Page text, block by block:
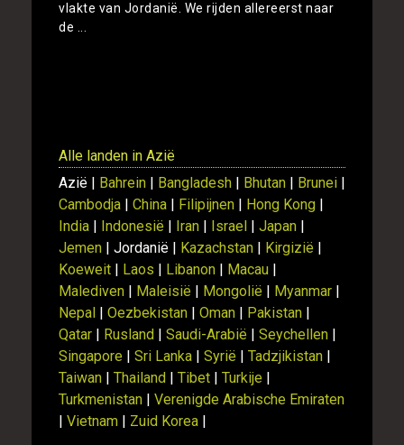
vlakte van Jordanië. We rijden allereerst naar
de ...
Alle landen in Azië
Azië | Bahrein | Bangladesh | Bhutan | Brunei |
Cambodja | China | Filipijnen | Hong Kong |
India | Indonesië | Iran | Israel | Japan |
Jemen | Jordanië | Kazachstan | Kirgizië |
Koeweit | Laos | Libanon | Macau |
Malediven | Maleisië | Mongolië | Myanmar |
Nepal | Oezbekistan | Oman | Pakistan |
Qatar | Rusland | Saudi-Arabië | Seychellen |
Singapore | Sri Lanka | Syrië | Tadzjikistan |
Taiwan | Thailand | Tibet | Turkije |
Turkmenistan | Verenigde Arabische Emiraten
| Vietnam | Zuid Korea |